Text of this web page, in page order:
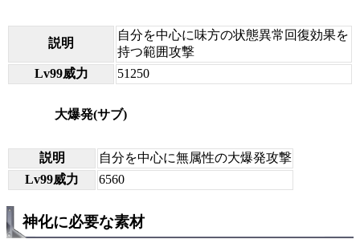
説明
自分を中心に味方の状態異常回復効果を
持つ範囲攻撃
Lv99威力
51250
大爆発(サブ)
説明
自分を中心に無属性の大爆発攻撃
Lv99威力
6560
神化に必要な素材